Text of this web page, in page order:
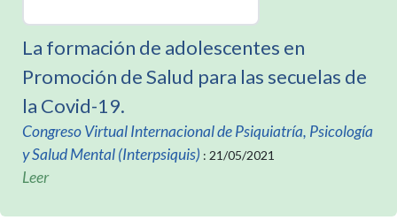
La formación de adolescentes en
Promoción de Salud para las secuelas de
la Covid-19.
Congreso Virtual Internacional de Psiquiatría, Psicología
y Salud Mental (Interpsiquis) : 21/05/2021
Leer